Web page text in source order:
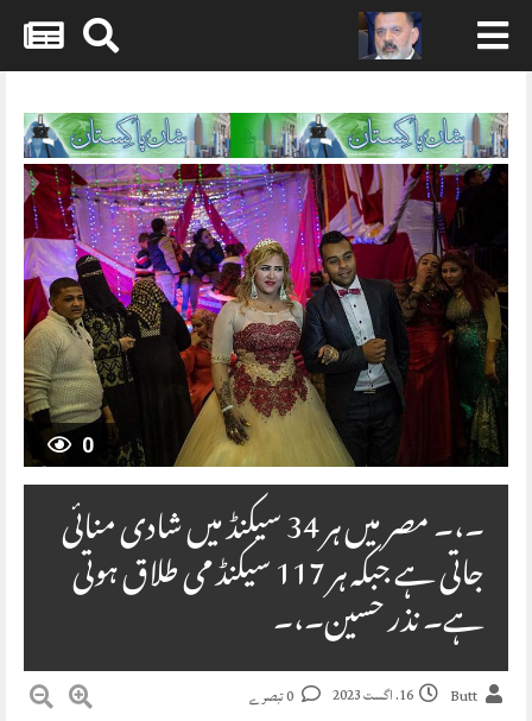
Skip
content
0
۔،۔ مصر میں ہر 34 سیکنڈ میں شادی منائی
جاتی ہے جبکہ ہر 117 سیکنڈ می طلاق ہوتیہے۔ نذر حسین۔،۔
Butt 16. اگست 2023